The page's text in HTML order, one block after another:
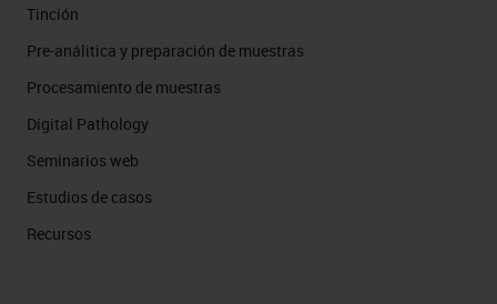
Tinción
Pre-análitica y preparación de muestras
Procesamiento de muestras
Digital Pathology
Seminarios web
Estudios de casos
Recursos